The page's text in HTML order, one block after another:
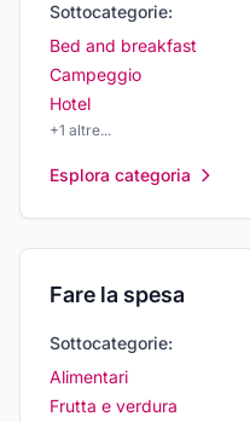
Sottocategorie:
Bed and breakfast
Campeggio
Hotel
+1 altre...
Esplora categoria
Fare la spesa
Sottocategorie:
Alimentari
Frutta e verdura